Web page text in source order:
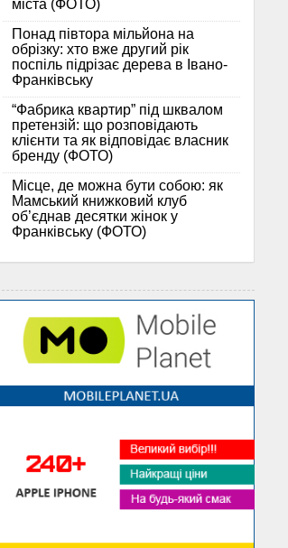
міста (ФОТО)
Понад півтора мільйона на
обрізку: хто вже другий рік
поспіль підрізає дерева в Івано-
Франківську
“Фабрика квартир” під шквалом
претензій: що розповідають
клієнти та як відповідає власник
бренду (ФОТО)
Місце, де можна бути собою: як
Мамський книжковий клуб
об’єднав десятки жінок у
Франківську (ФОТО)